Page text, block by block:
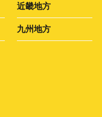
近畿地方
九州地方